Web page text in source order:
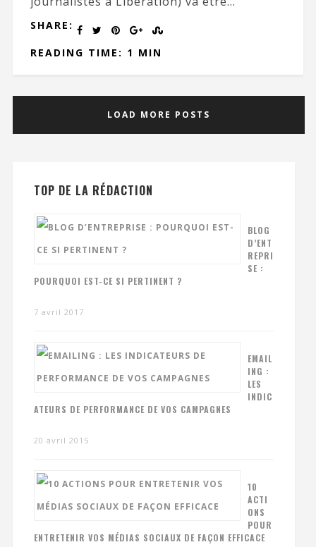
SHARE:
READING TIME: 1 MIN
LOAD MORE POSTS
TOP DE LA RÉDACTION
BLOG
D’ENT
REPRI
SE :
POURQUOI EST-CE SI PERTINENT ?
7 avril 2017
EMAIL
ING :
LES
INDIC
ATEURS DE PERFORMANCE DE VOS CAMPAGNES
20 avril 2015
10
ACTI
ONS
POUR
ENTRETENIR VOS MÉDIAS SOCIAUX DE FAÇON EFFICACE